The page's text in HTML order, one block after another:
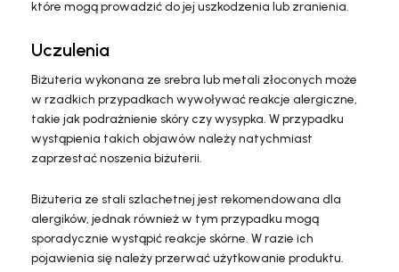
które mogą prowadzić do jej uszkodzenia lub zranienia.
Uczulenia
Biżuteria wykonana ze srebra lub metali złoconych może
w rzadkich przypadkach wywoływać reakcje alergiczne,
takie jak podrażnienie skóry czy wysypka. W przypadku
wystąpienia takich objawów należy natychmiast
zaprzestać noszenia biżuterii.
Biżuteria ze stali szlachetnej jest rekomendowana dla
alergików, jednak również w tym przypadku mogą
sporadycznie wystąpić reakcje skórne. W razie ich
pojawienia się należy przerwać użytkowanie produktu.